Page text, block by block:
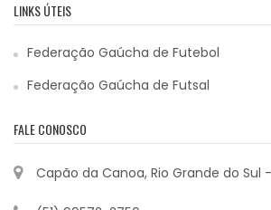
LINKS ÚTEIS
Federação Gaúcha de Futebol
Federação Gaúcha de Futsal
FALE CONOSCO
Capão da Canoa, Rio Grande do Sul